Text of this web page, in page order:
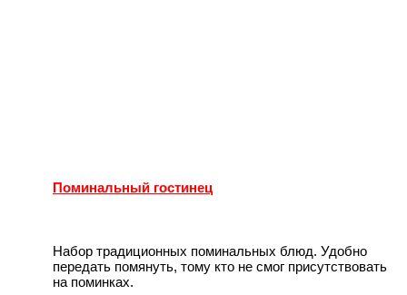
Поминальный гостинец
Набор традиционных поминальных блюд. Удобно
передать помянуть, тому кто не смог присутствовать
на поминках.